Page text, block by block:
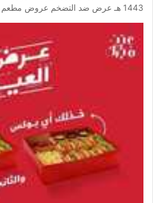
1443 هـ عرض ضد التضخم عروض مطعم برغرايززر…